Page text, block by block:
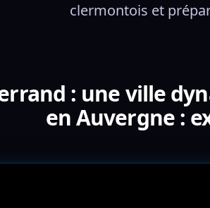
clermontois et
: une ville
en Auvergne :